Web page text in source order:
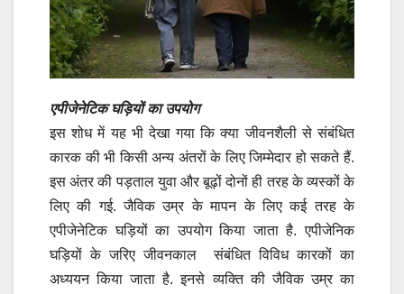
एपीजेनेटिक घड़ियों का उपयोग
इस शोध में यह भी देखा गया कि क्या जीवनशैली से संबंधित
कारक की भी किसी अन्य अंतरों के लिए जिम्मेदार हो सकते हैं.
इस अंतर की पड़ताल युवा और बूढ़ों दोनों ही तरह के व्यस्कों के
लिए की गई. जैविक उम्र के मापन के लिए कई तरह के
एपीजेनेटिक घड़ियों का उपयोग किया जाता है. एपीजेनिक
घड़ियों के जरिए जीवनकाल संबंधित विविध कारकों का
अध्ययन किया जाता है. इनसे व्यक्ति की जैविक उम्र का